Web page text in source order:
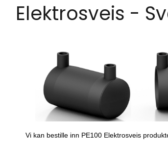
Elektrosveis -
Vi kan bestille inn PE100 Elektrosveis